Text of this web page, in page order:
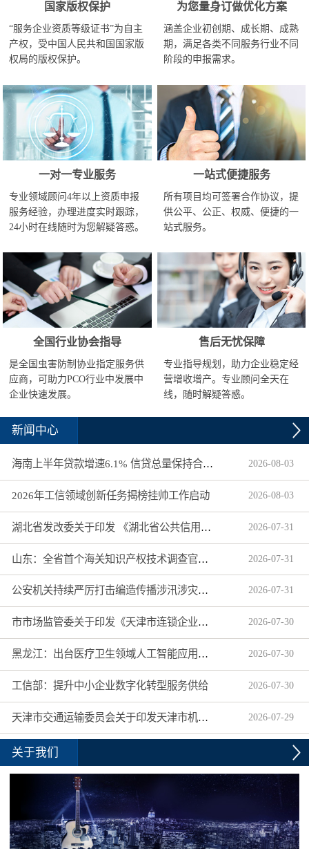
国家版权保护
“服务企业资质等级证书”为自主
产权，受中国人民共和国国家版
权局的版权保护。
为您量身订做优化方案
涵盖企业初创期、成长期、成熟
期，满足各类不同服务行业不同
阶段的申报需求。
一对一专业服务
专业领域顾问4年以上资质申报
服务经验，办理进度实时跟踪，
24小时在线随时为您解疑答惑。
一站式便捷服务
所有项目均可签署合作协议，提
供公平、公正、权威、便捷的一
站式服务。
全国行业协会指导
是全国虫害防制协业指定服务供
应商，可助力PCO行业中发展中
企业快速发展。
售后无忧保障
专业指导规划，助力企业稳定经
营增收增产。专业顾问全天在
线，随时解疑答惑。
新闻中心
海南上半年贷款增速6.1% 信贷总量保持合理平稳增长 2026-08-03
2026年工信领域创新任务揭榜挂帅工作启动 2026-08-03
湖北省发改委关于印发 《湖北省公共信用信息目录（2026年版）》的通知 2026-07-31
山东：全省首个海关知识产权技术调查官制度落地济南自贸片区 2026-07-31
公安机关持续严厉打击编造传播涉汛涉灾网络谣言 2026-07-31
市市场监管委关于印发《天津市连锁企业食品经营许可“先证后核”信用承诺审批实施办法》的通知 2026-07-30
黑龙江：出台医疗卫生领域人工智能应用工作实施方案 2026-07-30
工信部：提升中小企业数字化转型服务供给 2026-07-30
天津市交通运输委员会关于印发天津市机动车驾驶员培训机构及教练员综合信用评价管理办法的通知 2026-07-29
关于我们